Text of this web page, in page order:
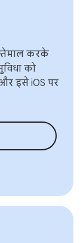
करके
को
इसे iOS पर